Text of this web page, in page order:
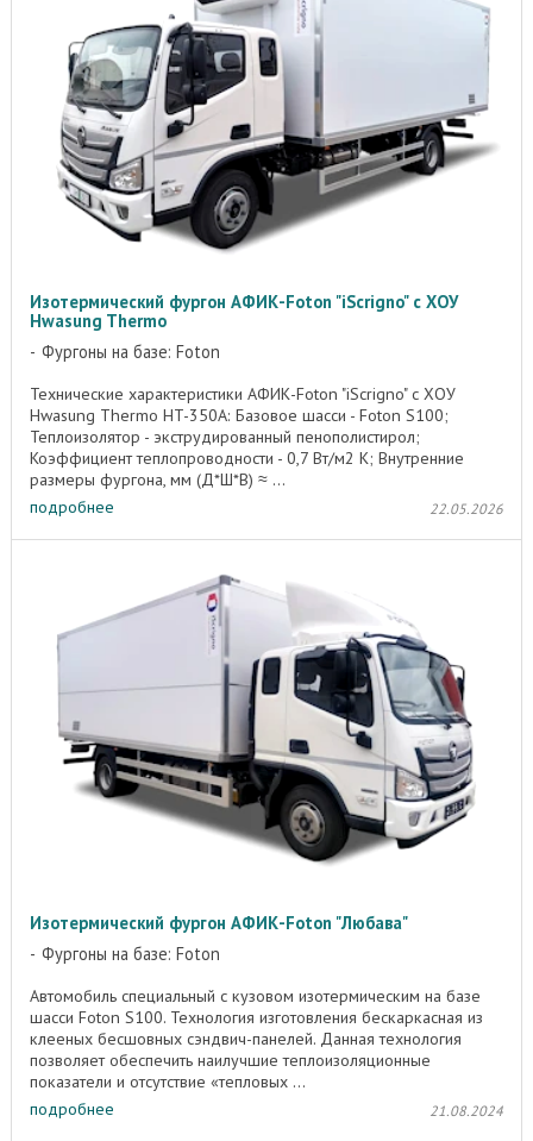
Изотермический фургон АФИК-Foton "iScrigno" с ХОУ
Hwasung Thermo
Фургоны на базе: Foton
Технические характеристики АФИК-Foton "iScrigno" c ХОУ
Hwasung Thermo HT-350А: Базовое шасси - Foton S100;
Теплоизолятор - экструдированный пенополистирол;
Коэффициент теплопроводности - 0,7 Вт/м2 K; Внутренние
размеры фургона, мм (Д*Ш*В) ≈ ...
подробнее
22.05.2026
Изотермический фургон АФИК-Foton "Любава"
Фургоны на базе: Foton
Автомобиль специальный с кузовом изотермическим на базе
шасси Foton S100. Технология изготовления бескаркасная из
клееных бесшовных сэндвич-панелей. Данная технология
позволяет обеспечить наилучшие теплоизоляционные
показатели и отсутствие «тепловых ...
подробнее
21.08.2024